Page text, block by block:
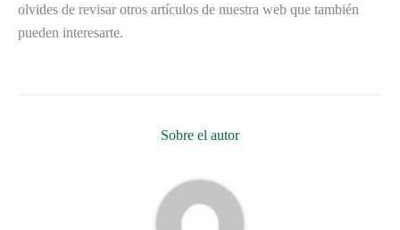
olvides de revisar otros artículos de nuestra web que también
pueden interesarte.
Sobre el autor